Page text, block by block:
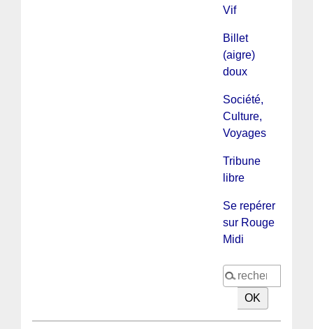
Vif
Billet
(aigre)
doux
Société,
Culture,
Voyages
Tribune
libre
Se repérer
sur Rouge
Midi